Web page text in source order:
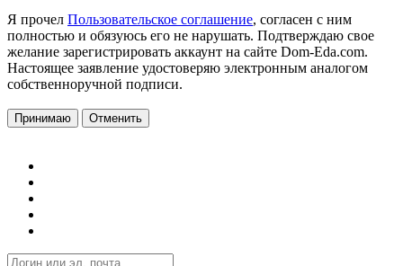
Я прочел Пользовательское соглашение, согласен с ним
полностью и обязуюсь его не нарушать. Подтверждаю свое
желание зарегистрировать аккаунт на сайте Dom-Eda.com.
Настоящее заявление удостоверяю электронным аналогом
собственноручной подписи.
Принимаю Отменить